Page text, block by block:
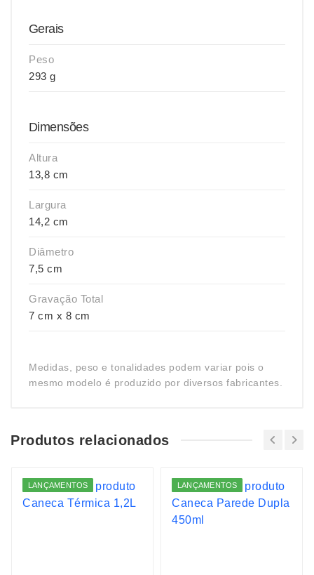
Gerais
Peso
293 g
Dimensões
Altura
13,8 cm
Largura
14,2 cm
Diâmetro
7,5 cm
Gravação Total
7 cm x 8 cm
Medidas, peso e tonalidades podem variar pois o
mesmo modelo é produzido por diversos fabricantes.
Produtos relacionados
LANÇAMENTOS LANÇAMENTOS